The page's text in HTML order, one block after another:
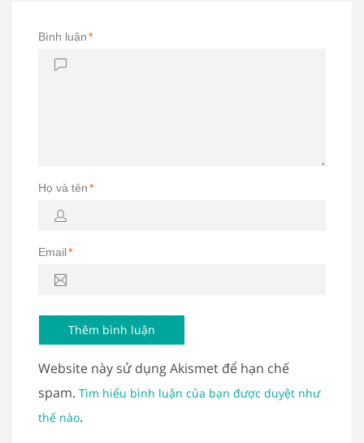
Bình luận*
Họ và tên*
Email*
Website này sử dụng Akismet để hạn chế
spam. Tìm hiểu bình luận của bạn được duyệt như
thế nào.